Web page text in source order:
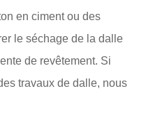
en ciment ou des
le séchage de la dalle
de revêtement. Si
travaux de dalle, nous